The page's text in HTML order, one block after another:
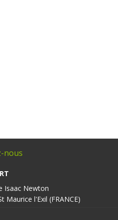
nous
Isaac Newton
Maurice l'Exil (FRANCE)